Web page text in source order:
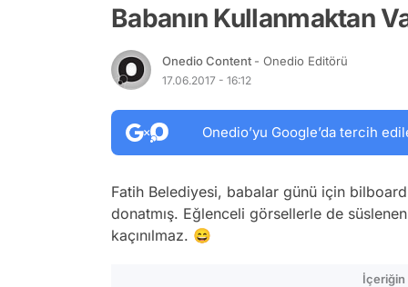
Babanın Kullanmaktan
Onedio Content - Onedio Editörü
17.06.2017 - 16:12
Onedio’yu Google’da tercih
Fatih Belediyesi, babalar günü için
donatmış. Eğlenceli görsellerle de
kaçınılmaz. 😄
İçeriğin